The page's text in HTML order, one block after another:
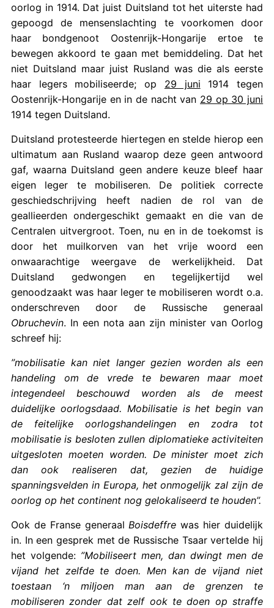
oorlog in 1914. Dat juist Duitsland tot het uiterste had
gepoogd de mensenslachting te voorkomen door
haar bondgenoot Oostenrijk-Hongarije ertoe te
bewegen akkoord te gaan met bemiddeling. Dat het
niet Duitsland maar juist Rusland was die als eerste
haar legers mobiliseerde; op 29 juni 1914 tegen
Oostenrijk-Hongarije en in de nacht van 29 op 30 juni
1914 tegen Duitsland.
Duitsland protesteerde hiertegen en stelde hierop een
ultimatum aan Rusland waarop deze geen antwoord
gaf, waarna Duitsland geen andere keuze bleef haar
eigen leger te mobiliseren. De politiek correcte
geschiedschrijving heeft nadien de rol van de
geallieerden ondergeschikt gemaakt en die van de
Centralen uitvergroot. Toen, nu en in de toekomst is
door het muilkorven van het vrije woord een
onwaarachtige weergave de werkelijkheid. Dat
Duitsland gedwongen en tegelijkertijd wel
genoodzaakt was haar leger te mobiliseren wordt o.a.
onderschreven door de Russische generaal
Obruchevin. In een nota aan zĳn minister van Oorlog
schreef hij:
”mobilisatie kan niet langer gezien worden als een
handeling om de vrede te bewaren maar moet
integendeel beschouwd worden als de meest
duidelĳke oorlogsdaad. Mobilisatie is het begin van
de feitelĳke oorlogshandelingen en zodra tot
mobilisatie is besloten zullen diplomatieke activiteiten
uitgesloten moeten worden. De minister moet zich
dan ook realiseren dat, gezien de huidige
spanningsvelden in Europa, het onmogelĳk zal zĳn de
oorlog op het continent nog gelokaliseerd te houden”.
Ook de Franse generaal Boisdeffre was hier duidelĳk
in. In een gesprek met de Russische Tsaar vertelde hij
het volgende: ”Mobiliseert men, dan dwingt men de
vĳand het zelfde te doen. Men kan de vĳand niet
toestaan ‘n miljoen man aan de grenzen te
mobiliseren zonder dat zelf ook te doen op straffe